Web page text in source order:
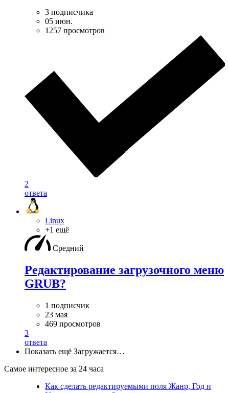
3 подписчика
05 июн.
1257 просмотров
2
ответа
Linux
+1 ещё
Средний
Редактирование загрузочного меню
GRUB?
1 подписчик
23 мая
469 просмотров
3
ответа
Показать ещё Загружается…
Самое интересное за 24 часа
Как сделать редактируемыми поля Жанр, Год и